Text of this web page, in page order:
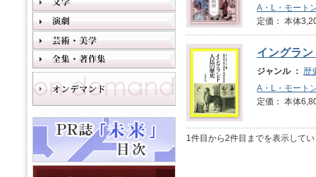
A・L・モート
定価： 本体
イングラ
ジャンル ： 歴
A・L・モート
定価： 本体
1件目から2件目までを表示して